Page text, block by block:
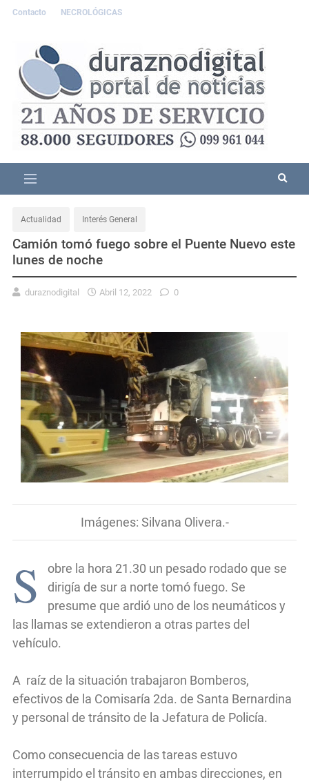
Contacto NECROLÓGICAS
Actualidad Interés General
Camión tomó fuego sobre el Puente Nuevo este
lunes de noche
duraznodigital Abril 12, 2022 0
Imágenes: Silvana Olivera.-
S
obre la hora 21.30 un pesado rodado que se
dirigía de sur a norte tomó fuego. Se
presume que ardió uno de los neumáticos y
las llamas se extendieron a otras partes del
vehículo.
A raíz de la situación trabajaron Bomberos,
efectivos de la Comisaría 2da. de Santa Bernardina
y personal de tránsito de la Jefatura de Policía.
Como consecuencia de las tareas estuvo
interrumpido el tránsito en ambas direcciones, en